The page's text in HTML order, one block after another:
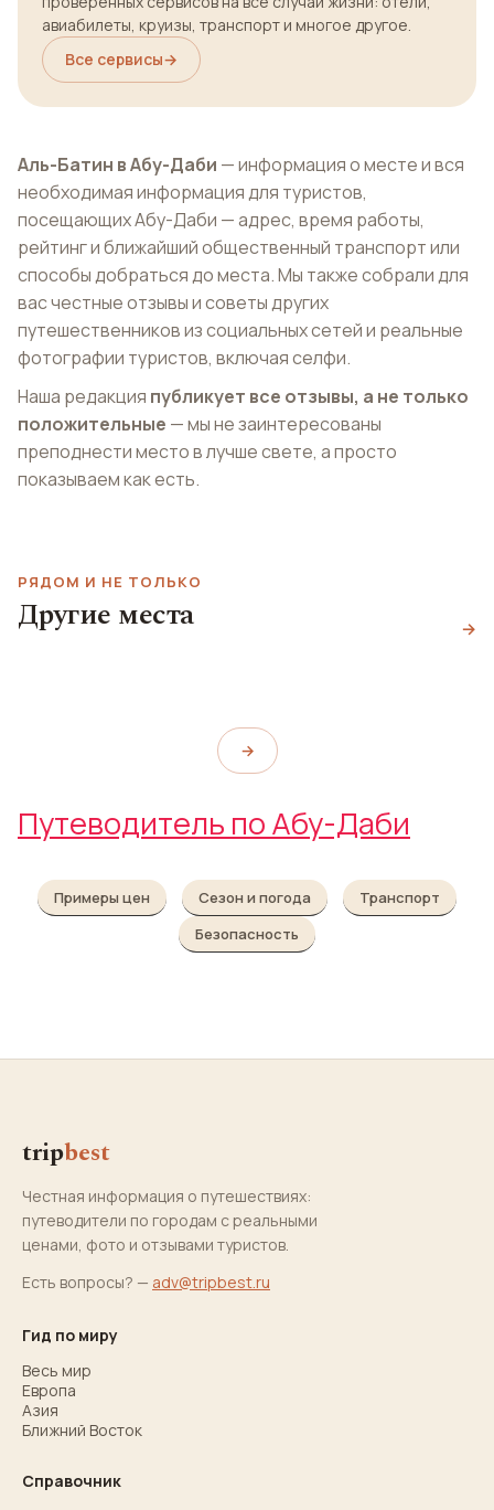
авиабилеты, круизы, транспорт и многое другое.
Все сервисы→
Аль-Батин в Абу-Даби — информация о месте и вся
необходимая информация для туристов,
посещающих Абу-Даби — адрес, время работы,
рейтинг и ближайший общественный транспорт или
способы добраться до места. Мы также собрали для
вас честные отзывы и советы других
путешественников из социальных сетей и реальные
фотографии туристов, включая селфи.
Наша редакция публикует все отзывы, а не только
положительные — мы не заинтересованы
преподнести место в лучше свете, а просто
показываем как есть.
РЯДОМ И НЕ ТОЛЬКО
Другие места →
Муниципалитет Абу-
Даби
→
Путеводитель по Абу-Даби
Примеры цен Сезон и погода
Транспорт
Безопасность
tripbest
Честная информация о путешествиях:
путеводители по городам с реальными
ценами, фото и отзывами туристов.
Есть вопросы? — adv@tripbest.ru
Гид по миру
Весь мир
Европа
Азия
Ближний Восток
Справочник